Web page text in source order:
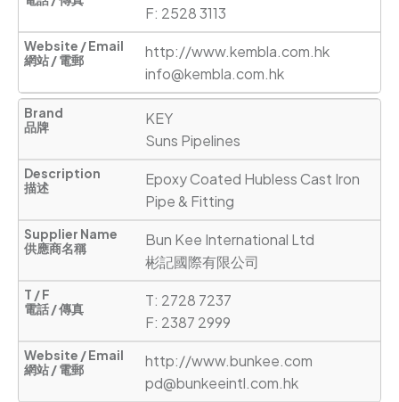
F: 2528 3113
http://www.kembla.com.hk
info@kembla.com.hk
KEY
Suns Pipelines
Epoxy Coated Hubless Cast Iron
Pipe & Fitting
Bun Kee International Ltd
彬記國際有限公司
T: 2728 7237
F: 2387 2999
http://www.bunkee.com
pd@bunkeeintl.com.hk